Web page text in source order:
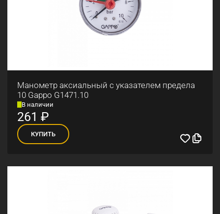
Манометр аксиальный с указателем предела
10 Gappo G1471.10
В наличии
261 ₽
КУПИТЬ